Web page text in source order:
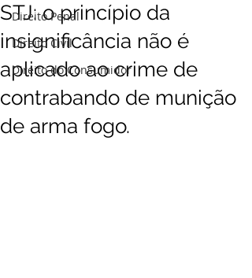
Direito Penal
Direito Civil
Direito do Consumidor
STJ: o princípio da
insignificância não é
aplicado ao crime de
contrabando de munição
de arma fogo.